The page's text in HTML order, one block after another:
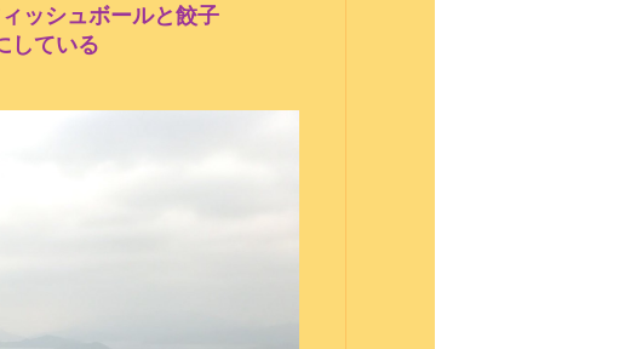
ッシュボールと餃子
している